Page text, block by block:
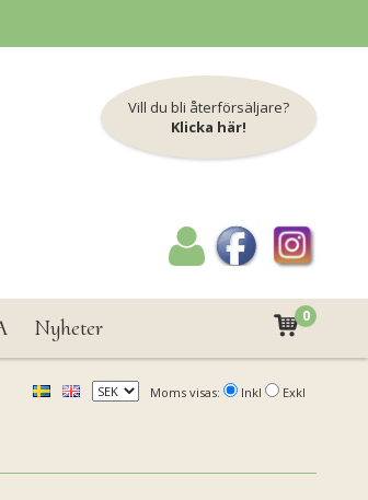
Vill du bli återförsäljare?
Klicka här!
Nyheter 0
Moms visas: Inkl Exkl